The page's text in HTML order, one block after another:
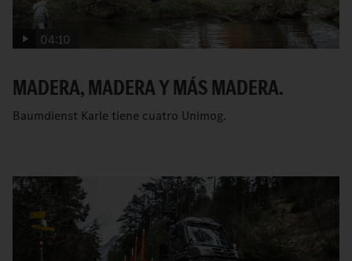
04:10
MADERA, MADERA Y MÁS MADERA.
Baumdienst Karle tiene cuatro Unimog.